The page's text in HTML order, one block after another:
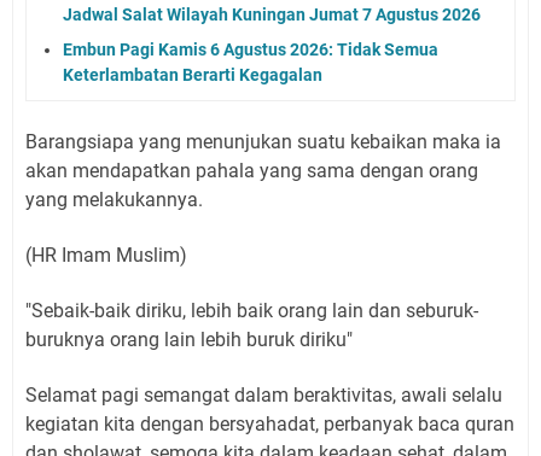
Jadwal Salat Wilayah Kuningan Jumat 7 Agustus 2026
Embun Pagi Kamis 6 Agustus 2026: Tidak Semua
Keterlambatan Berarti Kegagalan
Barangsiapa yang menunjukan suatu kebaikan maka ia
akan mendapatkan pahala yang sama dengan orang
yang melakukannya.
(HR Imam Muslim)
"Sebaik-baik diriku, lebih baik orang lain dan seburuk-
buruknya orang lain lebih buruk diriku"
Selamat pagi semangat dalam beraktivitas, awali selalu
kegiatan kita dengan bersyahadat, perbanyak baca quran